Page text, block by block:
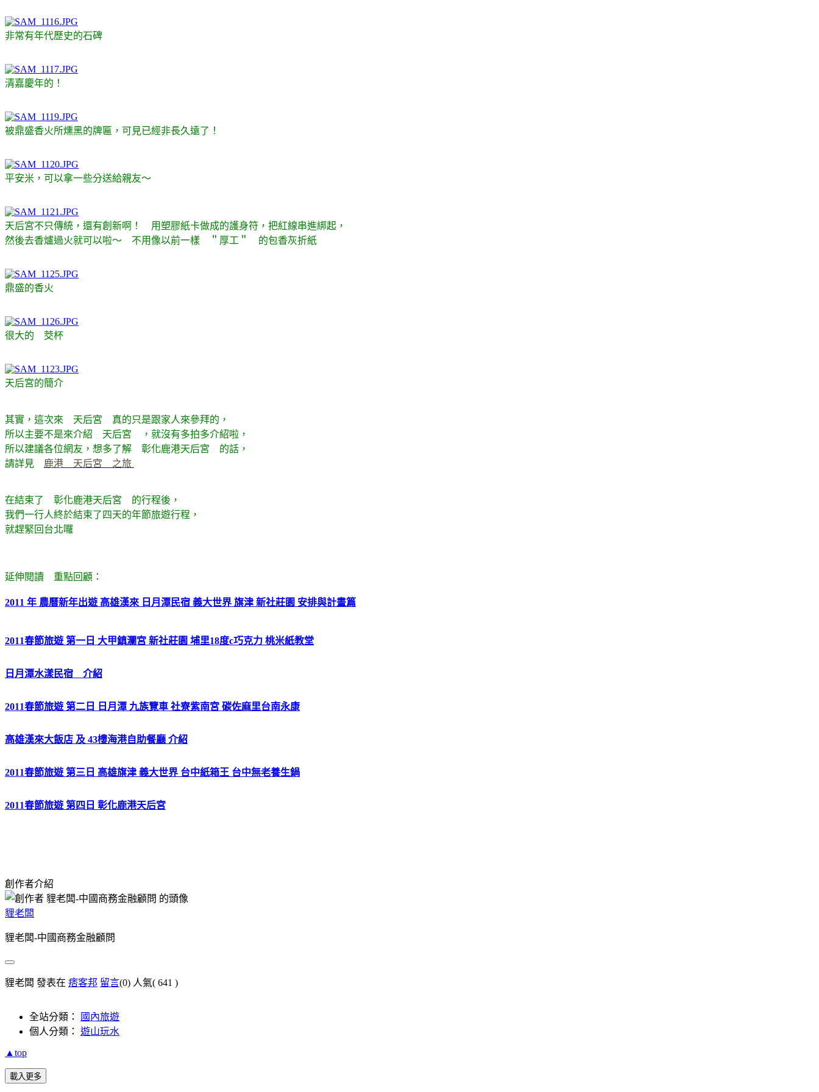
非常有年代歷史的石碑
清嘉慶年的！
被鼎盛香火所燻黑的牌匾，可見已經非長久遠了！
平安米，可以拿一些分送給親友～
天后宮不只傳統，還有創新啊！ 用塑膠紙卡做成的護身符，把紅線串進綁起，
然後去香爐過火就可以啦～ 不用像以前一樣 ＂厚工＂ 的包香灰折紙
鼎盛的香火
很大的 茭杯
天后宮的簡介
其實，這次來 天后宮 真的只是跟家人來參拜的，
所以主要不是來介紹 天后宮 ，就沒有多拍多介紹啦，
所以建議各位網友，想多了解 彰化鹿港天后宮 的話，
請詳見 鹿港 天后宮 之旅
在結束了 彰化鹿港天后宮 的行程後，
我們一行人終於結束了四天的年節旅遊行程，
就趕緊回台北囉
延伸閱讀 重點回顧：
2011 年 農曆新年出遊 高雄漢來 日月潭民宿 義大世界 旗津 新社莊園 安排與計畫篇
2011春節旅遊 第一日 大甲鎮瀾宮 新社莊園 埔里18度c巧克力 桃米紙教堂
日月潭水漾民宿 介紹
2011春節旅遊 第二日 日月潭 九族覽車 社寮紫南宮 碳佐麻里台南永康
高雄漢來大飯店 及 43樓海港自助餐廳 介紹
2011春節旅遊 第三日 高雄旗津 義大世界 台中紙箱王 台中無老養生鍋
2011春節旅遊 第四日 彰化鹿港天后宮
創作者介紹
貍老闆
貍老闆-中國商務金融顧問
貍老闆 發表在 痞客邦 留言(0) 人氣( 641 )
全站分類：
國內旅遊
個人分類： 遊山玩水
▲top
載入更多